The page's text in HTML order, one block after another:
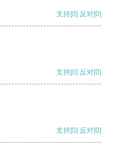
支持[0] 反对[0]
支持[0] 反对[0]
支持[0] 反对[0]